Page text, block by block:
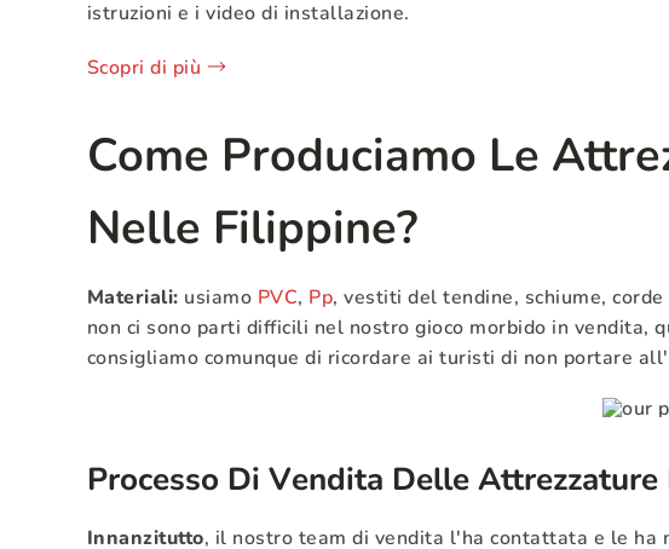
istruzioni e i video di installazione.
Scopri di più →
Come Produciamo Le
Nelle Filippine?
Materiali: usiamo PVC Pp , vestiti del tendine, schiume,
non ci sono parti difficili nel nostro gioco morbido in vendita,
consigliamo comunque di ricordare ai turisti di non portare
Processo Di Vendita Delle
Innanzitutto , il nostro team di vendita l'ha contattata e le